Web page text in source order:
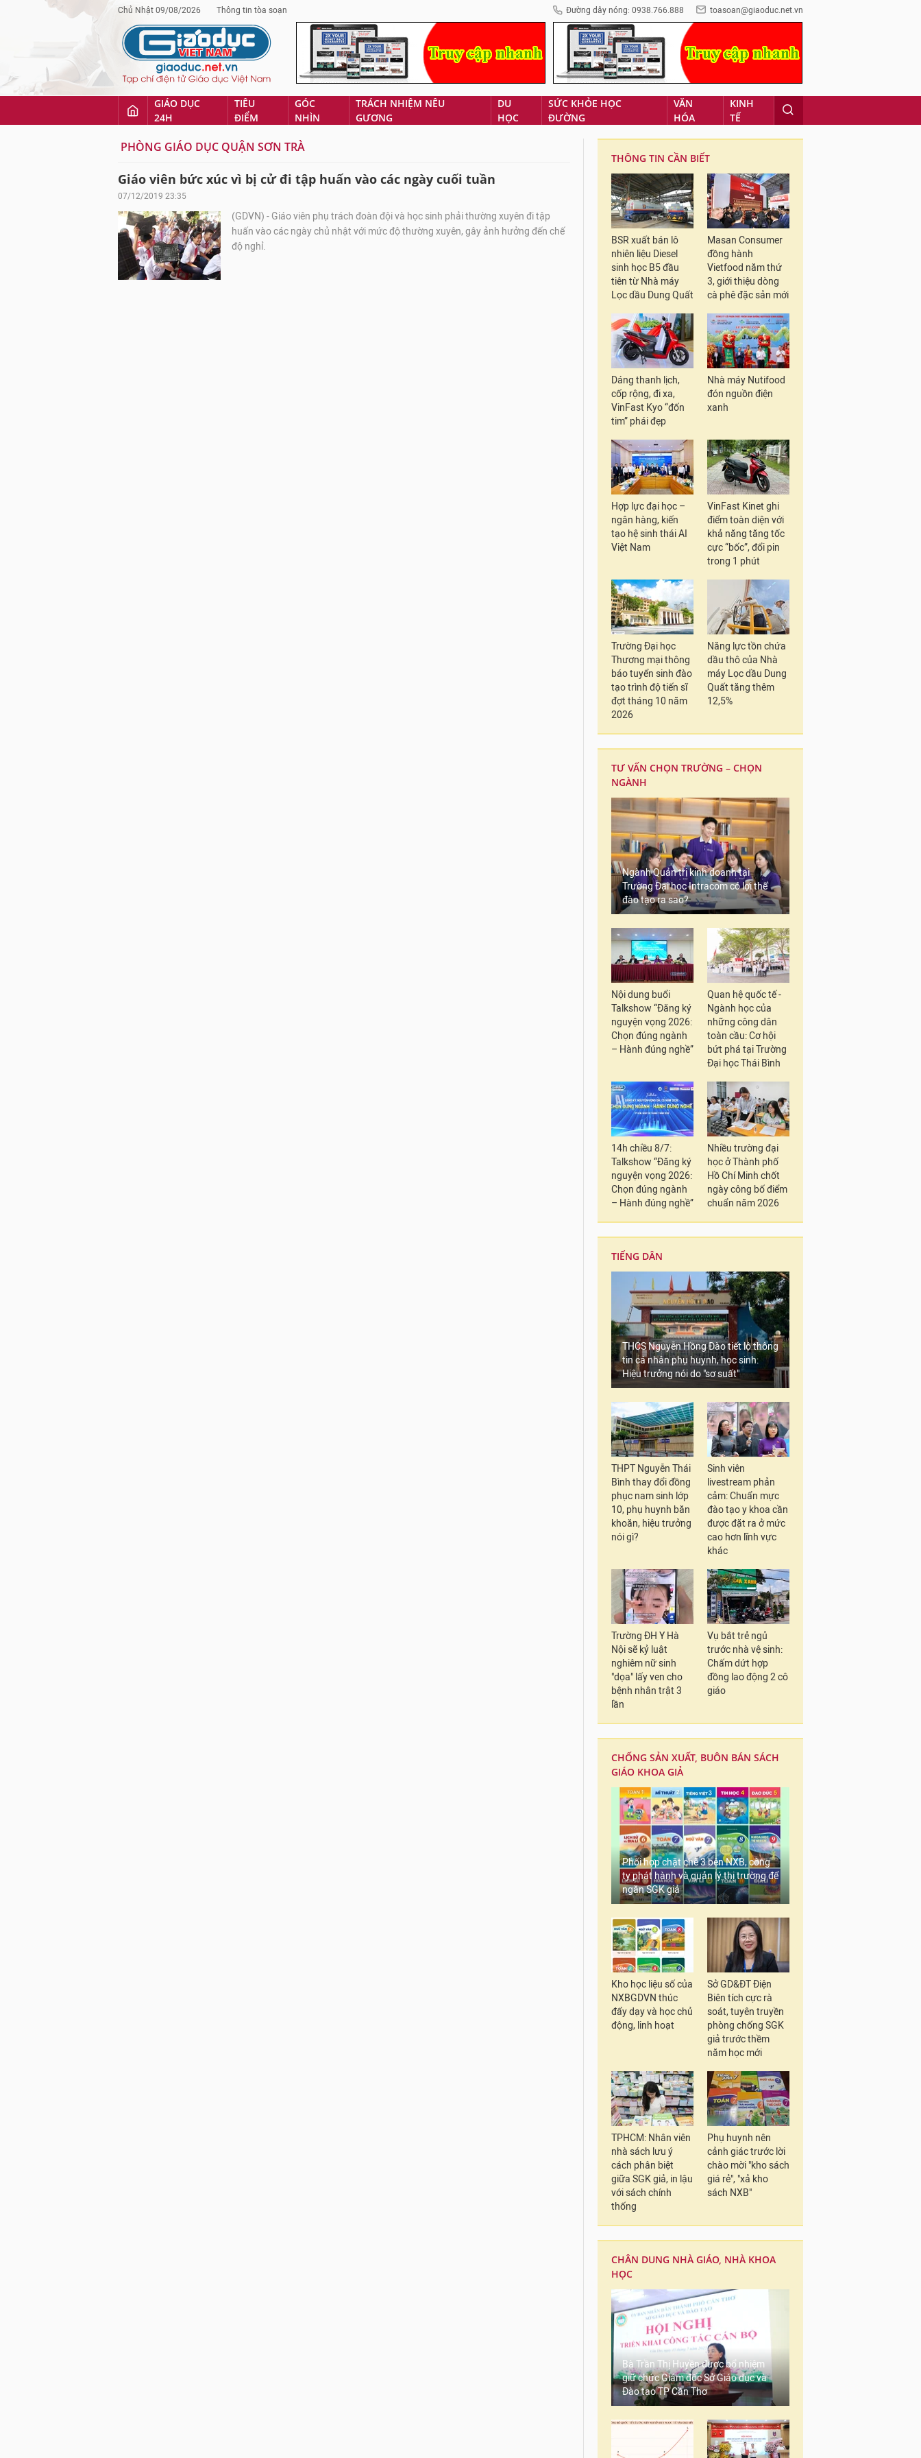
Chủ Nhật 09/08/2026 Thông tin tòa soạn Đường dây nóng: 0938.766.888 toasoan@giaoduc.net.vn
GIÁO DỤC
24H
TIÊU
ĐIỂM
GÓC
NHÌN
TRÁCH NHIỆM NÊU
GƯƠNG
DU
HỌC
SỨC KHỎE HỌC
ĐƯỜNG
VĂN
HÓA
KINH
TẾ
PHÒNG GIÁO DỤC QUẬN SƠN TRÀ
Giáo viên bức xúc vì bị cử đi tập huấn vào các ngày cuối tuần
07/12/2019 23:35
(GDVN) - Giáo viên phụ trách đoàn đội và học sinh phải thường xuyên đi tập
huấn vào các ngày chủ nhật với mức độ thường xuyên, gây ảnh hưởng đến chế
độ nghỉ.
THÔNG TIN CẦN BIẾT
BSR xuất bán lô
nhiên liệu Diesel
sinh học B5 đầu
tiên từ Nhà máy
Lọc dầu Dung Quất
Masan Consumer
đồng hành
Vietfood năm thứ
3, giới thiệu dòng
cà phê đặc sản mới
Dáng thanh lịch,
cốp rộng, đi xa,
VinFast Kyo “đốn
tim” phái đẹp
Nhà máy Nutifood
đón nguồn điện
xanh
Hợp lực đại học –
ngân hàng, kiến
tạo hệ sinh thái AI
Việt Nam
VinFast Kinet ghi
điểm toàn diện với
khả năng tăng tốc
cực “bốc”, đổi pin
trong 1 phút
Trường Đại học
Thương mại thông
báo tuyển sinh đào
tạo trình độ tiến sĩ
đợt tháng 10 năm
2026
Năng lực tồn chứa
dầu thô của Nhà
máy Lọc dầu Dung
Quất tăng thêm
12,5%
TƯ VẤN CHỌN TRƯỜNG – CHỌN
NGÀNH
Ngành Quản trị kinh doanh tại
Trường Đại học Intracom có lợi thế
đào tạo ra sao?
Nội dung buổi
Talkshow “Đăng ký
nguyện vọng 2026:
Chọn đúng ngành
– Hành đúng nghề”
Quan hệ quốc tế -
Ngành học của
những công dân
toàn cầu: Cơ hội
bứt phá tại Trường
Đại học Thái Bình
14h chiều 8/7:
Talkshow “Đăng ký
nguyện vọng 2026:
Chọn đúng ngành
– Hành đúng nghề”
Nhiều trường đại
học ở Thành phố
Hồ Chí Minh chốt
ngày công bố điểm
chuẩn năm 2026
TIẾNG DÂN
THCS Nguyễn Hồng Đào tiết lộ thông
tin cá nhân phụ huynh, học sinh:
Hiệu trưởng nói do "sơ suất"
THPT Nguyễn Thái
Bình thay đổi đồng
phục nam sinh lớp
10, phụ huynh băn
khoăn, hiệu trưởng
nói gì?
Sinh viên
livestream phản
cảm: Chuẩn mực
đào tạo y khoa cần
được đặt ra ở mức
cao hơn lĩnh vực
khác
Trường ĐH Y Hà
Nội sẽ kỷ luật
nghiêm nữ sinh
"dọa" lấy ven cho
bệnh nhân trật 3
lần
Vụ bắt trẻ ngủ
trước nhà vệ sinh:
Chấm dứt hợp
đồng lao động 2 cô
giáo
CHỐNG SẢN XUẤT, BUÔN BÁN SÁCH
GIÁO KHOA GIẢ
Phối hợp chặt chẽ 3 bên NXB, công
ty phát hành và quản lý thị trường để
ngăn SGK giả
Kho học liệu số của
NXBGDVN thúc
đẩy dạy và học chủ
động, linh hoạt
Sở GD&ĐT Điện
Biên tích cực rà
soát, tuyên truyền
phòng chống SGK
giả trước thềm
năm học mới
TPHCM: Nhân viên
nhà sách lưu ý
cách phân biệt
giữa SGK giả, in lậu
với sách chính
thống
Phụ huynh nên
cảnh giác trước lời
chào mời "kho sách
giá rẻ", "xả kho
sách NXB"
CHÂN DUNG NHÀ GIÁO, NHÀ KHOA
HỌC
Bà Trần Thị Huyền được bổ nhiệm
giữ chức Giám đốc Sở Giáo dục và
Đào tạo TP Cần Thơ